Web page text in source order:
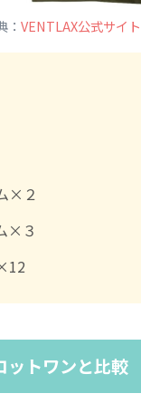
： VENTLAX公式サイト
×２
×３
トワンと比較